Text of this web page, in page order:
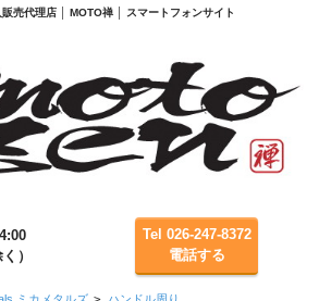
売代理店 │ MOTO禅 │ スマートフォンサイト
）
Tel 026-247-8372
電話する